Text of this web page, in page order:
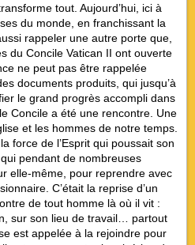
tout. Aujourd’hui, ici à
du monde, en franchissant la
rappeler une autre porte que,
du Concile Vatican II ont ouverte
ne peut pas être rappelée
documents produits, qui jusqu’à
le grand progrès accompli dans
Concile a été une rencontre. Une
et les hommes de notre temps.
force de l’Esprit qui poussait son
pendant de nombreuses
elle-même, pour reprendre avec
C’était la reprise d’un
de tout homme là où il vit :
sur son lieu de travail… partout
est appelée à la rejoindre pour